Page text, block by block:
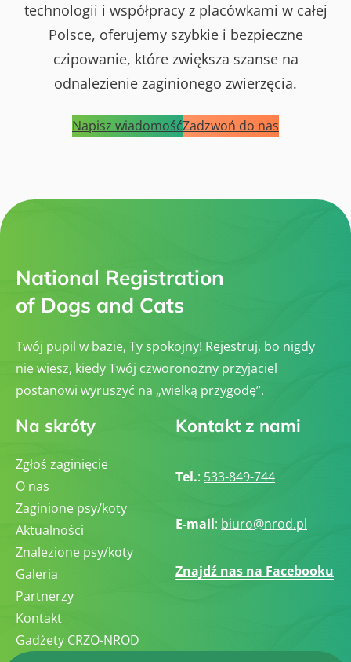
technologii i współpracy z placówkami w całej
Polsce, oferujemy szybkie i bezpieczne
czipowanie, które zwiększa szanse na
odnalezienie zaginionego zwierzęcia.
Napisz wiadomośćZadzwoń do nas
National Registration
of Dogs and Cats
Twój pupil w bazie, Ty spokojny! Rejestruj, bo nigdy
nie wiesz, kiedy Twój czworonożny przyjaciel
postanowi wyruszyć na „wielką przygodę”.
Na skróty
Zgłoś zaginięcie
O nas
Zaginione psy/koty
Aktualności
Znalezione psy/koty
Galeria
Partnerzy
Kontakt
Gadżety CRZO-NROD
Kontakt z nami
Tel.: 533-849-744
E-mail: biuro@nrod.pl
Znajdź nas na Facebooku